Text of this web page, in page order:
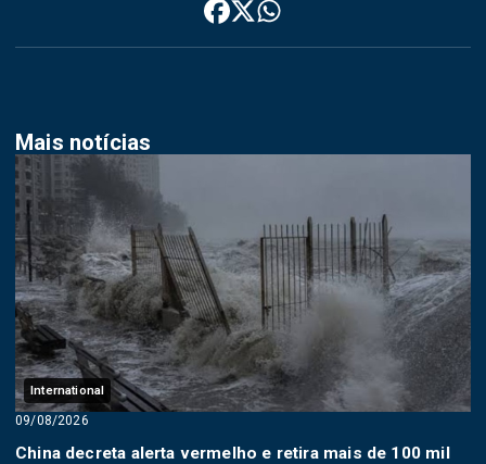
Mais notícias
International
09/08/2026
China decreta alerta vermelho e retira mais de 100 mil